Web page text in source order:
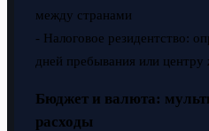
между странами
- Налоговое резидентство:
дней пребывания или
Бюджет и валюта:
расходы